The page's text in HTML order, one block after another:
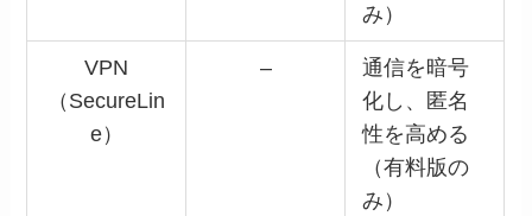
み）
VPN
（SecureLin
e）
–
通信を暗号
化し、匿名
性を高める
（有料版の
み）